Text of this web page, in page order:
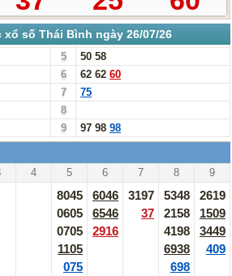
số Thái Bình ngày 26/07/26
5 50 58
6 62 62 60
7
75
8
9 97 98 98
4 5 6 7 8 9
8045
0605
0705
1105
075
6046
6546
2916
3197
37
5348
2158
4198
6938
698
2619
1509
3449
409